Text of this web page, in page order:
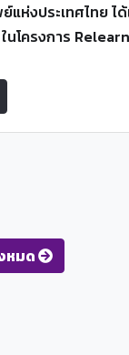
แห่งประเทศไทย ไ
นโครงการ
หมด